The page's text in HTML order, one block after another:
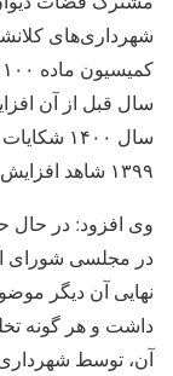
شهرداری‌های
سال قبل از آن
۱۳۹۹ شاهد افزایش ۳۰۰۰ فقره‌ای شکایات بوده‌ایم.
در مجلسی شورای
داشت و هر گونه
آن، توسط